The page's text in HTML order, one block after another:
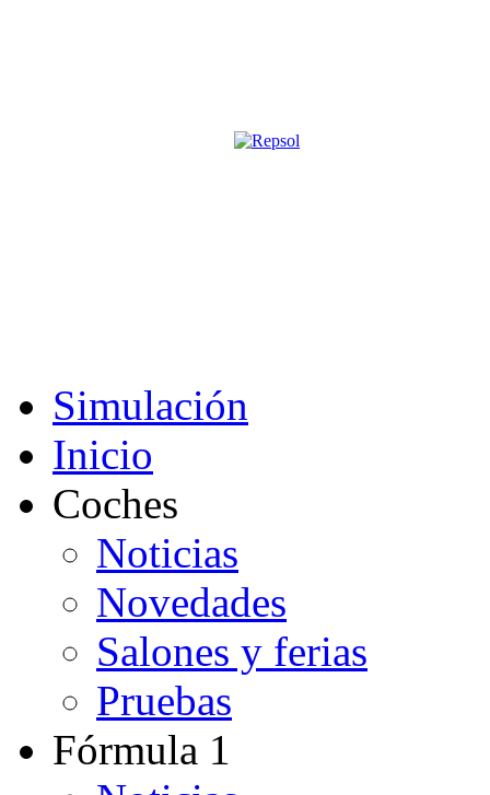
Simulación
Inicio
Coches
Noticias
Novedades
Salones y ferias
Pruebas
Fórmula 1